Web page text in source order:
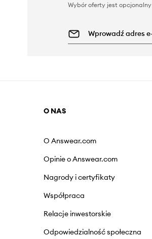
Wybór oferty jest opcjonalny
O NAS
O Answear.com
Opinie o Answear.com
Nagrody i certyfikaty
Współpraca
Relacje inwestorskie
Odpowiedzialność społeczna